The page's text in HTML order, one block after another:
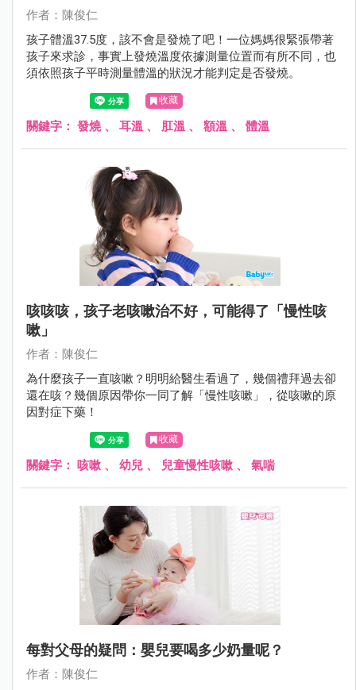
作者：陳俊仁
孩子體溫37.5度，該不會是發燒了吧！一位媽媽很緊張帶著
孩子來求診，事實上發燒溫度依據測量位置而有所不同，也
須依照孩子平時測量體溫的狀況才能判定是否發燒。
收藏
關鍵字： 發燒、 耳溫 、 肛溫 、 額溫 、 體溫
咳咳咳，孩子老咳嗽治不好，可能得了「慢性咳
嗽」
作者：陳俊仁
為什麼孩子一直咳嗽？明明給醫生看過了，幾個禮拜過去卻
還在咳？幾個原因帶你一同了解「慢性咳嗽」，從咳嗽的原
因對症下藥！
收藏
關鍵字： 咳嗽 、 幼兒 、 兒童慢性咳嗽 、 氣喘
每對父母的疑問：嬰兒要喝多少奶量呢？
作者：陳俊仁